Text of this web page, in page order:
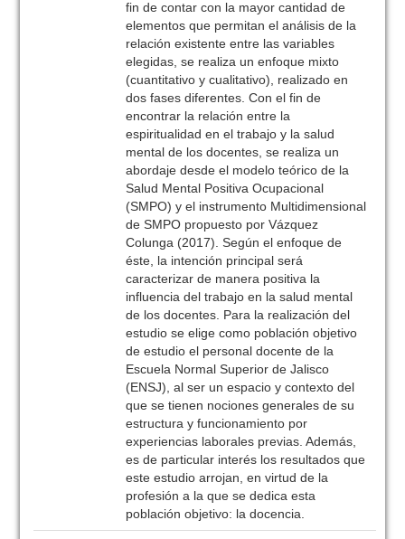
fin de contar con la mayor cantidad de
elementos que permitan el análisis de la
relación existente entre las variables
elegidas, se realiza un enfoque mixto
(cuantitativo y cualitativo), realizado en
dos fases diferentes. Con el fin de
encontrar la relación entre la
espiritualidad en el trabajo y la salud
mental de los docentes, se realiza un
abordaje desde el modelo teórico de la
Salud Mental Positiva Ocupacional
(SMPO) y el instrumento Multidimensional
de SMPO propuesto por Vázquez
Colunga (2017). Según el enfoque de
éste, la intención principal será
caracterizar de manera positiva la
influencia del trabajo en la salud mental
de los docentes. Para la realización del
estudio se elige como población objetivo
de estudio el personal docente de la
Escuela Normal Superior de Jalisco
(ENSJ), al ser un espacio y contexto del
que se tienen nociones generales de su
estructura y funcionamiento por
experiencias laborales previas. Además,
es de particular interés los resultados que
este estudio arrojan, en virtud de la
profesión a la que se dedica esta
población objetivo: la docencia.